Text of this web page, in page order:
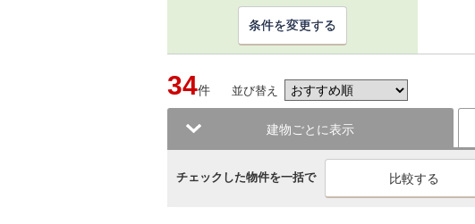
条件を変更する
34件 並び替え
建物ごとに表示
チェックした物件を一括で